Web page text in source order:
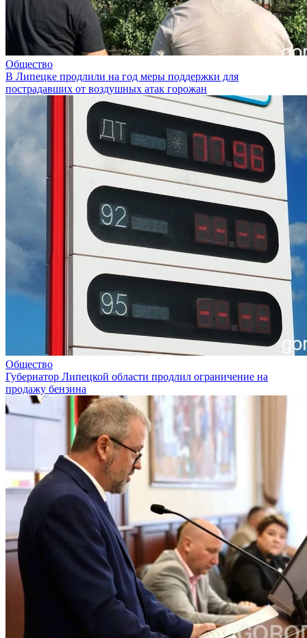
Общество
В Липецке продлили на год меры поддержки для
пострадавших от воздушных атак горожан
Общество
Губернатор Липецкой области продлил ограничение на
продажу бензина